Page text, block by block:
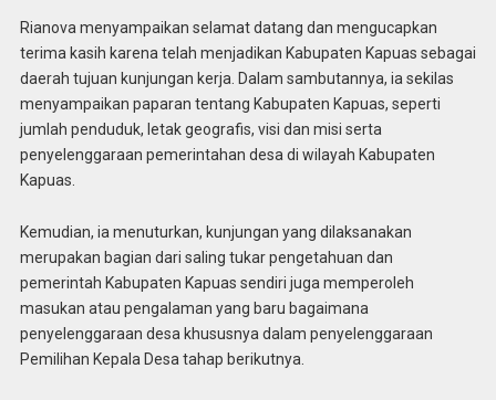
Rianova menyampaikan selamat datang dan mengucapkan
terima kasih karena telah menjadikan Kabupaten Kapuas sebagai
daerah tujuan kunjungan kerja. Dalam sambutannya, ia sekilas
menyampaikan paparan tentang Kabupaten Kapuas, seperti
jumlah penduduk, letak geografis, visi dan misi serta
penyelenggaraan pemerintahan desa di wilayah Kabupaten
Kapuas.
Kemudian, ia menuturkan, kunjungan yang dilaksanakan
merupakan bagian dari saling tukar pengetahuan dan
pemerintah Kabupaten Kapuas sendiri juga memperoleh
masukan atau pengalaman yang baru bagaimana
penyelenggaraan desa khususnya dalam penyelenggaraan
Pemilihan Kepala Desa tahap berikutnya.